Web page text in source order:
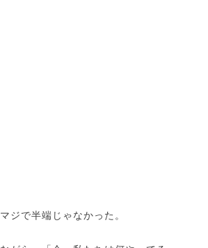
ジで半端じゃなかった。